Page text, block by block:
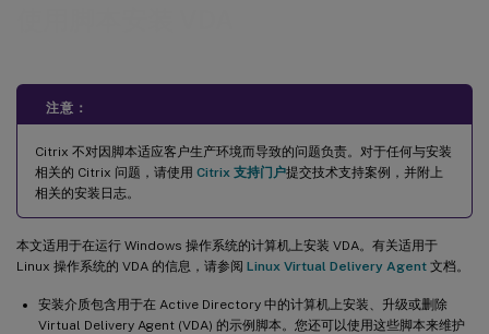
注意：
Citrix 不对因脚本适应客户生产环境而导致的问题负责。对于任何与安装
相关的 Citrix 问题，请使用 Citrix 支持门户提交技术支持案例，并附上
相关的安装日志。
本文适用于在运行 Windows 操作系统的计算机上安装 VDA。有关适用于
Linux 操作系统的 VDA 的信息，请参阅 Linux Virtual Delivery Agent 文档。
安装介质包含用于在 Active Directory 中的计算机上安装、升级或删除
Virtual Delivery Agent (VDA) 的示例脚本。您还可以使用这些脚本来维护